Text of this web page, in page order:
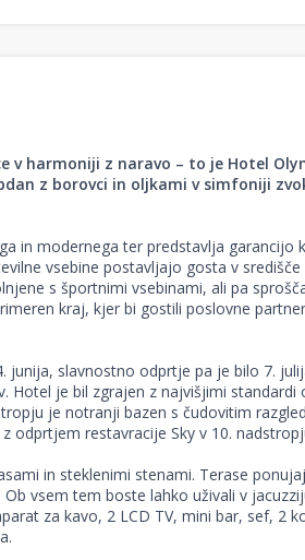
v harmoniji z naravo – to je Hotel
z borovci in oljkami v simfoniji
in modernega ter predstavlja garancijo
vsebine postavljajo gosta v
s športnimi vsebinami, ali pa
kraj, kjer bi gostili poslovne
junija, slavnostno odprtje pa je bilo 7.
Hotel je bil zgrajen z najvišjimi standardi
je notranji bazen s čudovitim
odprtjem restavracije Sky v 10.
in steklenimi stenami. Terase
vsem tem boste lahko uživali v
za kavo, 2 LCD TV, mini bar, sef, 2